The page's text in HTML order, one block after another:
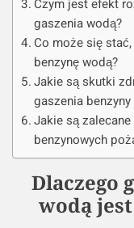
Czym jest efekt
gaszenia wodą?
Co może się
benzynę wodą?
Jakie są skutki
gaszenia
Jakie są
benzynowych
Dlaczego
wodą